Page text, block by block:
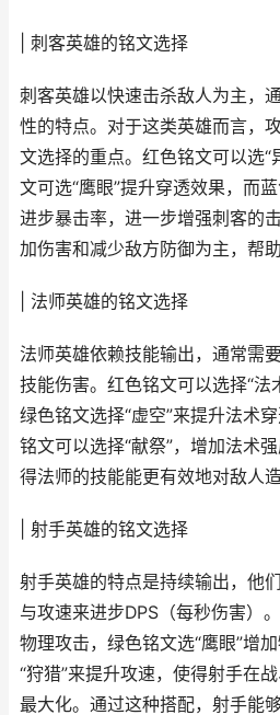
| 刺客英雄的铭文选择
刺客英雄以快速击杀敌人为主，
性的特点。对于这类英雄而言，
文选择的重点。红色铭文可以选“
文可选“鹰眼”提升穿透效果，而蓝
进步暴击率，进一步增强刺客的
加伤害和减少敌方防御为主，帮
| 法师英雄的铭文选择
法师英雄依赖技能输出，通常需
技能伤害。红色铭文可以选择“法
绿色铭文选择“虚空”来提升法术
铭文可以选择“献祭”，增加法术
得法师的技能能更有效地对敌人造
| 射手英雄的铭文选择
射手英雄的特点是持续输出，他
与攻速来进步DPS（每秒伤害）
物理攻击，绿色铭文选“鹰眼”增
“狩猎”来提升攻速，使得射手在
最大化。通过这种搭配，射手能